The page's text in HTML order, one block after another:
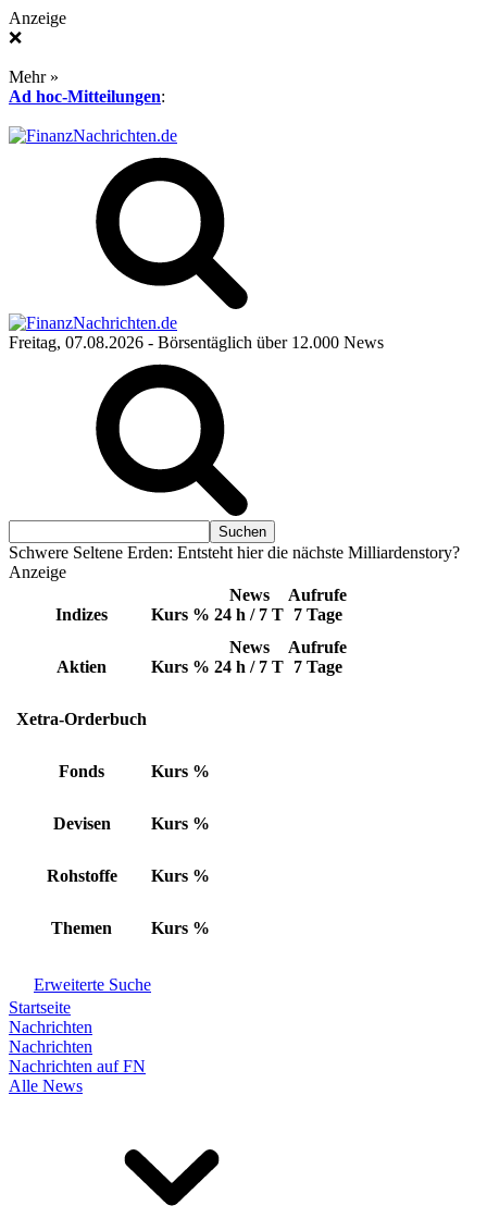
Anzeige
❌
Mehr »
Ad hoc-Mitteilungen:
Freitag, 07.08.2026 - Börsentäglich über 12.000 News
Schwere Seltene Erden: Entsteht hier die nächste Milliardenstory?
Anzeige
Indizes Kurs %
News
24 h / 7 T
Aufrufe
7 Tage
Aktien Kurs %
News
24 h / 7 T
Aufrufe
7 Tage
Xetra-Orderbuch
Fonds Kurs %
Devisen Kurs %
Rohstoffe Kurs %
Themen Kurs %
Erweiterte Suche
Startseite
Nachrichten
Nachrichten
Nachrichten auf FN
Alle News